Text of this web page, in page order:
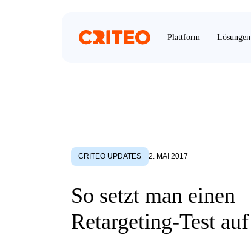
Plattform Lösungen
CRITEO UPDATES 2. MAI 2017
So setzt man einen
Retargeting-Test auf